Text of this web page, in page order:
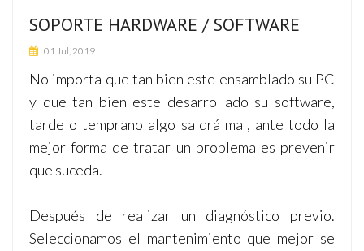
SOPORTE HARDWARE / SOFTWARE
01 Jul, 2019
No importa que tan bien este ensamblado su PC
y que tan bien este desarrollado su software,
tarde o temprano algo saldrá mal, ante todo la
mejor forma de tratar un problema es prevenir
que suceda.
Después de realizar un diagnóstico previo.
Seleccionamos el mantenimiento que mejor se